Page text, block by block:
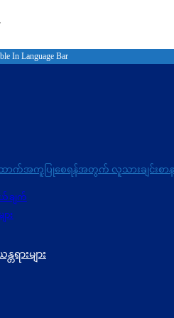
In Language Bar
ထောက်အကူပြုစေရန်အတွက် လူသားချင်းစ
ချက်
း
တရားများ